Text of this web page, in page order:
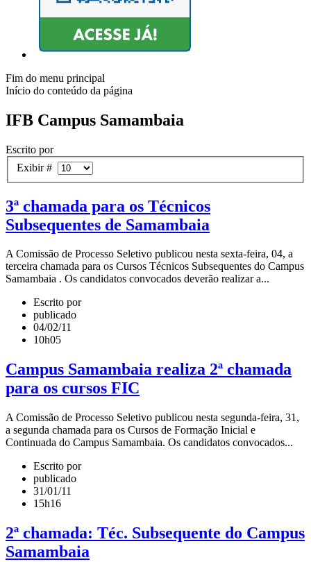
Fim do menu principal
Início do conteúdo da página
IFB Campus Samambaia
Escrito por
Exibir #
3ª chamada para os Técnicos
Subsequentes de Samambaia
A Comissão de Processo Seletivo publicou nesta sexta-feira, 04, a
terceira chamada para os Cursos Técnicos Subsequentes do Campus
Samambaia . Os candidatos convocados deverão realizar a...
Escrito por
publicado
04/02/11
10h05
Campus Samambaia realiza 2ª chamada
para os cursos FIC
A Comissão de Processo Seletivo publicou nesta segunda-feira, 31,
a segunda chamada para os Cursos de Formação Inicial e
Continuada do Campus Samambaia. Os candidatos convocados...
Escrito por
publicado
31/01/11
15h16
2ª chamada: Téc. Subsequente do Campus
Samambaia